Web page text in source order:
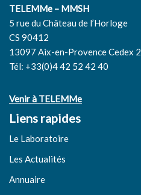
TELEMMe – MMSH
5 rue du Château de l’Horloge
CS 90412
13097 Aix-en-Provence Cedex 2
Tél: +33(0)4 42 52 42 40
Venir à TELEMMe
Liens rapides
Le Laboratoire
Les Actualités
Annuaire